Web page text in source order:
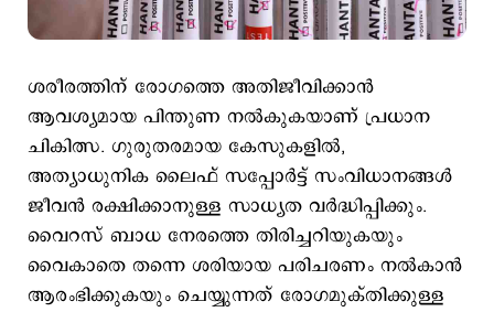
ശരീരത്തിന് രോഗത്തെ അതിജീവിക്കാൻ
ആവശ്യമായ പിന്തുണ നൽകുകയാണ് പ്രധാന
ചികിത്സ. ഗുരുതരമായ കേസുകളിൽ,
അത്യാധുനിക ലൈഫ് സപ്പോർട്ട് സംവിധാനങ്ങൾ
ജീവൻ രക്ഷിക്കാനുള്ള സാധ്യത വർദ്ധിപ്പിക്കും.
വൈറസ് ബാധ നേരത്തെ തിരിച്ചറിയുകയും
വൈകാതെ തന്നെ ശരിയായ പരിചരണം നൽകാൻ
ആരംഭിക്കുകയും ചെയ്യുന്നത് രോഗമുക്തിക്കുള്ള